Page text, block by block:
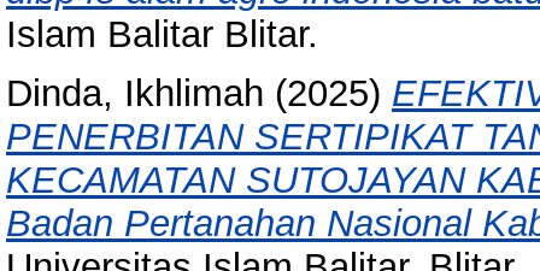
Islam Balitar Blitar.
Dinda, Ikhlimah (2025)
PENERBITAN SERTIPIKAT
KECAMATAN SUTOJAYAN
Badan Pertanahan Nasional